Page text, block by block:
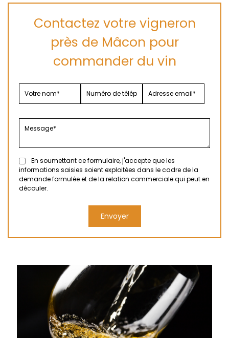
Contactez votre vigneron
près de Mâcon pour
commander du vin
En soumettant ce formulaire, j'accepte que les
informations saisies soient exploitées dans le cadre de la
demande formulée et de la relation commerciale qui peut en
découler.